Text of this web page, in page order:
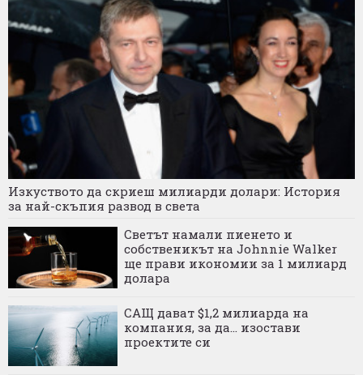
Изкуството да скриеш милиарди долари: История
за най-скъпия развод в света
Светът намали пиенето и
собственикът на Johnnie Walker
ще прави икономии за 1 милиард
долара
САЩ дават $1,2 милиарда на
компания, за да... изостави
проектите си